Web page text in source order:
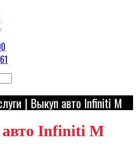
| Выкуп авто Infiniti M
Infiniti M